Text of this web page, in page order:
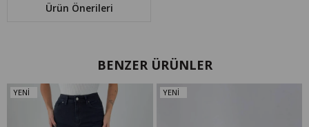
Ürün Önerileri
BENZER ÜRÜNLER
YENI
YENI